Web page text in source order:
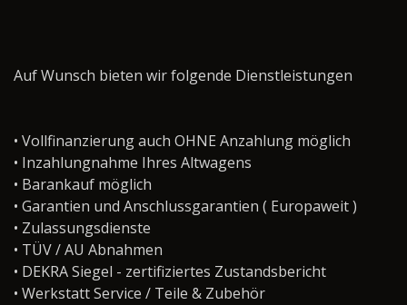
Auf Wunsch bieten wir folgende Dienstleistungen
• Vollfinanzierung auch OHNE Anzahlung möglich
• Inzahlungnahme Ihres Altwagens
• Barankauf möglich
• Garantien und Anschlussgarantien ( Europaweit )
• Zulassungsdienste
• TÜV / AU Abnahmen
• DEKRA Siegel - zertifiziertes Zustandsbericht
• Werkstatt Service / Teile & Zubehör